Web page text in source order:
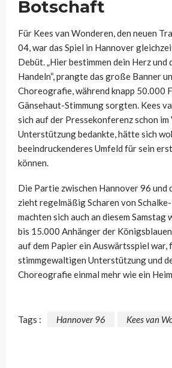
Botschaft
Für Kees van Wonderen, den neuen
04, war das Spiel in Hannover
Debüt. „Hier bestimmen dein Herz und
Handeln“, prangte das große Banner
Choreografie, während knapp 50.000
Gänsehaut-Stimmung sorgten. Kees
sich auf der Pressekonferenz schon
Unterstützung bedankte, hätte sich
beeindruckenderes Umfeld für sein
können.
Die Partie zwischen Hannover 96 und
zieht regelmäßig Scharen von Schalke-
machten sich auch an diesem Samstag
bis 15.000 Anhänger der
auf dem Papier ein Auswärtsspiel war,
stimmgewaltigen Unterstützung und
Choreografie einmal mehr wie ein
Tags : Hannover 96 Kees van